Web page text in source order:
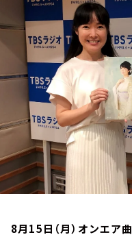
お知らせ
イベント・グッズ
YouTube
会社情報
8月15日（月）オンエア曲